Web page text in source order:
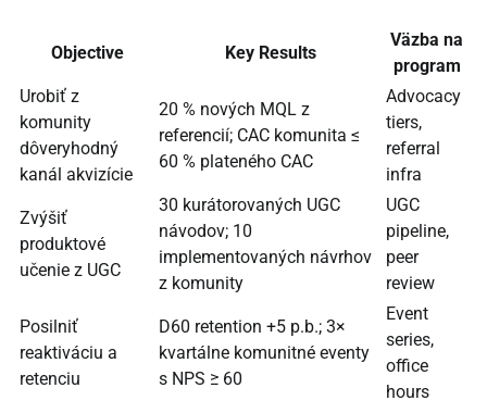
Objective Key Results
Väzba na
program
Urobiť z
komunity
dôveryhodný
kanál akvizície
20 % nových MQL z
referencií; CAC komunita ≤
60 % plateného CAC
Advocacy
tiers,
referral
infra
Zvýšiť
produktové
učenie z UGC
30 kurátorovaných UGC
návodov; 10
implementovaných návrhov
z komunity
UGC
pipeline,
peer
review
Posilniť
reaktiváciu a
retenciu
D60 retention +5 p.b.; 3×
kvartálne komunitné eventy
s NPS ≥ 60
Event
series,
office
hours